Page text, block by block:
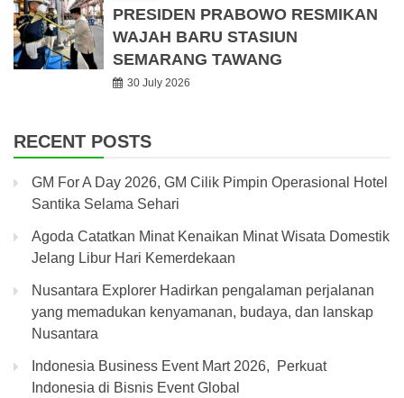
PRESIDEN PRABOWO RESMIKAN
WAJAH BARU STASIUN
SEMARANG TAWANG
30 July 2026
RECENT POSTS
GM For A Day 2026, GM Cilik Pimpin Operasional Hotel
Santika Selama Sehari
Agoda Catatkan Minat Kenaikan Minat Wisata Domestik
Jelang Libur Hari Kemerdekaan
Nusantara Explorer Hadirkan pengalaman perjalanan
yang memadukan kenyamanan, budaya, dan lanskap
Nusantara
Indonesia Business Event Mart 2026, Perkuat
Indonesia di Bisnis Event Global